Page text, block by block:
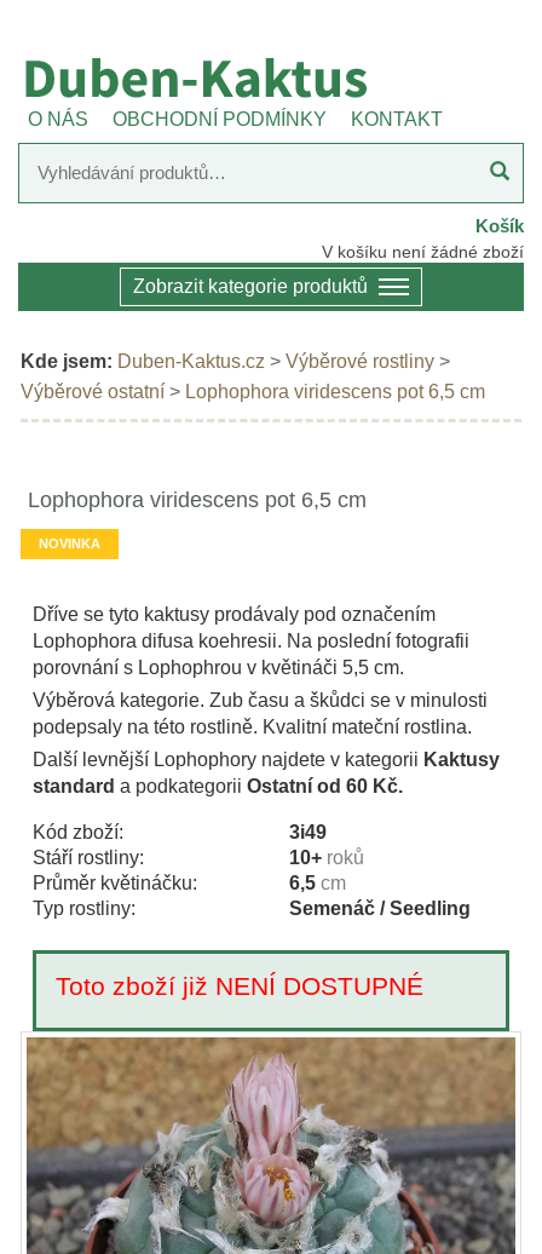
O NÁS OBCHODNÍ PODMÍNKY KONTAKT
Košík
V košíku není žádné zboží
Zobrazit kategorie produktů
Kde jsem: Duben-Kaktus.cz > Výběrové rostliny >
Výběrové ostatní > Lophophora viridescens pot 6,5 cm
Lophophora viridescens pot 6,5 cm
NOVINKA
Dříve se tyto kaktusy prodávaly pod označením
Lophophora difusa koehresii. Na poslední fotografii
porovnání s Lophophrou v květináči 5,5 cm.
Výběrová kategorie. Zub času a škůdci se v minulosti
podepsaly na této rostlině. Kvalitní mateční rostlina.
Další levnější Lophophory najdete v kategorii Kaktusy
standard a podkategorii Ostatní od 60 Kč.
Kód zboží:
3i49
Stáří rostliny:
10+ roků
Průměr květináčku:
6,5 cm
Typ rostliny:
Semenáč / Seedling
Toto zboží již NENÍ DOSTUPNÉ